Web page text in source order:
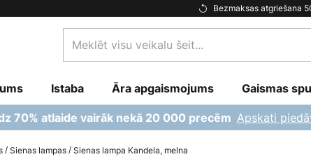
Bezmaksas atgriešana
visu
šeit...
Istaba Āra apgaismojums Gaismas
70% atlaide vairāk nekā 20 000 precēm Apskati
Sienas lampas Sienas lampa Kandela, melna